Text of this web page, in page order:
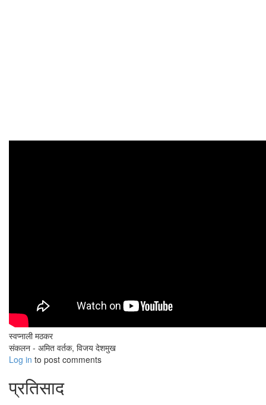
स्वप्नाली मठकर
संकलन - अमित वर्तक, विजय देशमुख
Log in to post comments
प्रतिसाद